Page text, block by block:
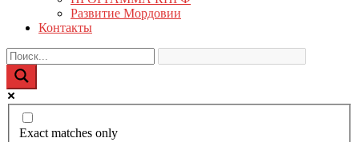
Развитие Мордовии
Контакты
Exact matches only